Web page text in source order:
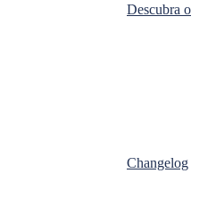
Descubra o
Changelog